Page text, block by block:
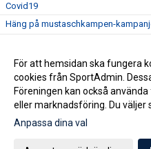
Covid19
Häng på mustaschkampen-
Robin ny sportchef för HJ
Nu är säsongen igång
Gå till
För att hemsidan ska fungera
cookies från SportAdmin.
Föreningen kan också
eller marknadsföring. Du väljer
Anpassa dina val